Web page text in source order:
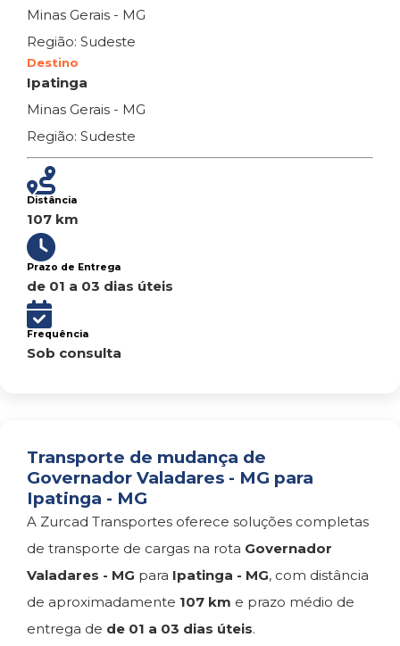
Minas Gerais - MG
Região: Sudeste
Destino
Ipatinga
Minas Gerais - MG
Região: Sudeste
Distância
107 km
Prazo de Entrega
de 01 a 03 dias úteis
Frequência
Sob consulta
Transporte de mudança de
Governador Valadares - MG para
Ipatinga - MG
A Zurcad Transportes oferece soluções completas
de transporte de cargas na rota Governador
Valadares - MG para Ipatinga - MG, com distância
de aproximadamente 107 km e prazo médio de
entrega de de 01 a 03 dias úteis.